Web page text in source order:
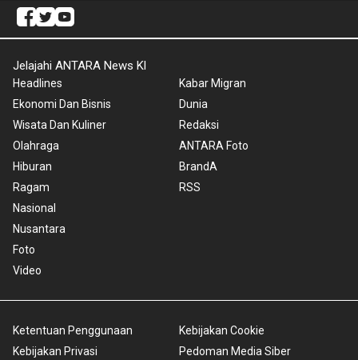
Jelajahi ANTARA News Kl
Headlines
Ekonomi Dan Bisnis
Wisata Dan Kuliner
Olahraga
Hiburan
Ragam
Nasional
Nusantara
Foto
Video
Kabar Migran
Dunia
Redaksi
ANTARA Foto
BrandA
RSS
Ketentuan Penggunaan
Kebijakan Privasi
Kebijakan Cookie
Pedoman Media Siber